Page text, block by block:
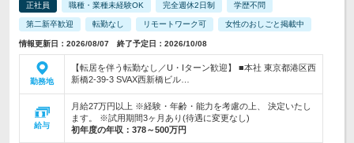
正社員 職種・業種未経験OK 完全週休2日制 学歴不問
第二新卒歓迎 転勤なし リモートワーク可 女性のおしごと掲載中
情報更新日：2026/08/07 終了予定日：2026/10/08
勤務地
【転居を伴う転勤なし／U・Iターン歓迎】 ■本社 東京都港区西
新橋2-39-3 SVAX西新橋ビル…
給与
月給27万円以上 ※経験・年齢・能力を考慮の上、 決定いたし
ます。 ※試用期間3ヶ月あり(待遇に変更なし)
初年度の年収： 378～500万円